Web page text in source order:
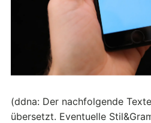
(ddna: Der nachfolgende
übersetzt. Eventuelle